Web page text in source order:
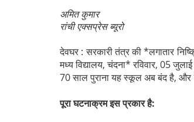
अमित कुमार
रांची एक्सप्रेस ब्यूरो
देवघर : सरकारी तंत्र की *लगातार
मध्य विद्यालय, चंदना* रविवार, 05
70 साल पुराना यह स्कूल अब बंद है,
पूरा घटनाक्रम इस प्रकार है: